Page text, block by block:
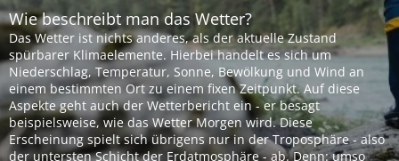
Wie beschreibt man das Wetter?
Das Wetter ist nichts anderes, als der aktuelle Zustand
spürbarer Klimaelemente. Hierbei handelt es sich um
Niederschlag, Temperatur, Sonne, Bewölkung und Wind an
einem bestimmten Ort zu einem fixen Zeitpunkt. Auf diese
Aspekte geht auch der Wetterbericht ein - er besagt
beispielsweise, wie das Wetter Morgen wird. Diese
Erscheinung spielt sich übrigens nur in der Troposphäre - also
der untersten Schicht der Erdatmosphäre - ab. Denn: umso